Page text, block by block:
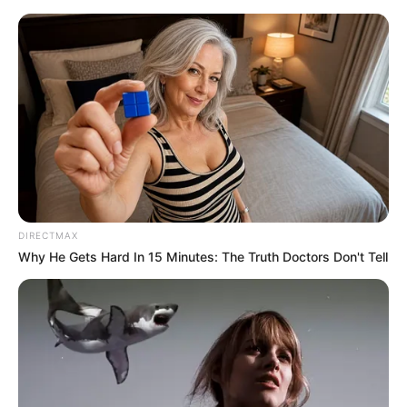
Ausflug im Kreis Schwäbisch Hall
Tipp eintragen
Heute ist Hohes Friedersfest (in Augsburg ein Feiertag):
Sonnabend, der 08.08.2026
Hier werden Sehenswürdigkeiten, Ausflugsziele und
Freizeitangebote im Landkreis Schwäbisch Hall
vorgestellt. Für die Stadt Schwäbisch Hall gibt es weitere
Ausflugsziele unter
Sehenswürdigkeiten und Ausflugsziele im Kreis
Schwäbisch Hall:
DIRECTMAX
Why He Gets Hard In 15 Minutes: The Truth Doctors Don't Tell